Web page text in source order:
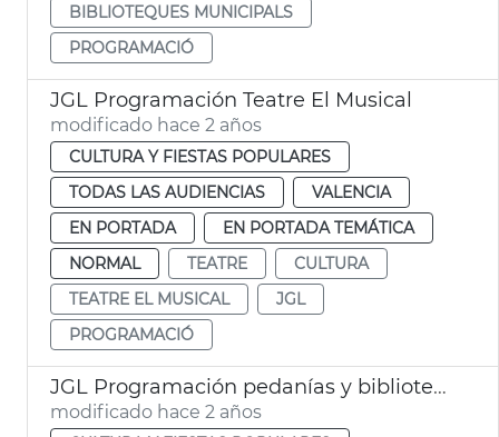
BIBLIOTEQUES MUNICIPALS
PROGRAMACIÓ
JGL Programación Teatre El Musical
modificado hace 2 años
CULTURA Y FIESTAS POPULARES
TODAS LAS AUDIENCIAS
VALENCIA
EN PORTADA
EN PORTADA TEMÁTICA
NORMAL
TEATRE
CULTURA
TEATRE EL MUSICAL
JGL
PROGRAMACIÓ
JGL Programación pedanías y bibliotecas
modificado hace 2 años